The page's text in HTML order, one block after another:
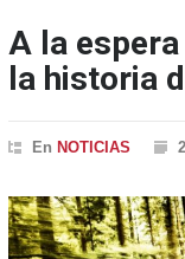
A la
la historia
En NOTICIAS